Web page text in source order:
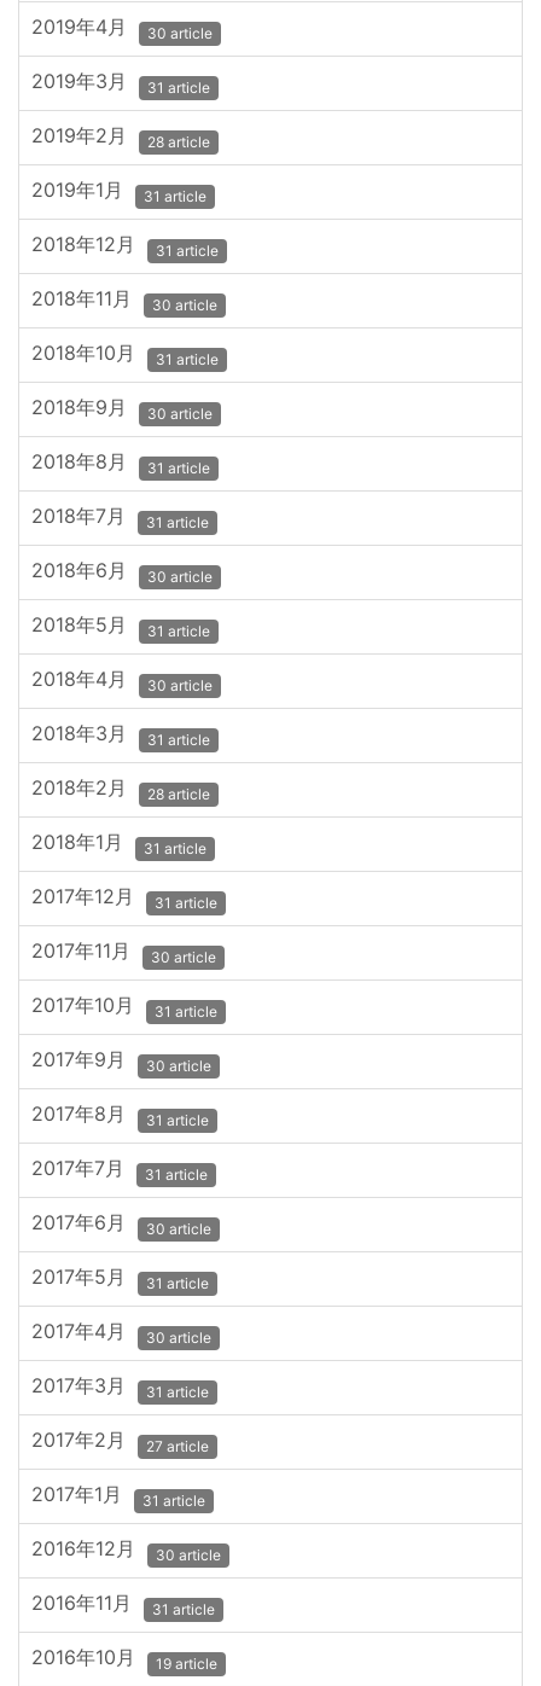
2019年4月 30 article
2019年3月 31 article
2019年2月 28 article
2019年1月 31 article
2018年12月 31 article
2018年11月 30 article
2018年10月 31 article
2018年9月 30 article
2018年8月 31 article
2018年7月 31 article
2018年6月 30 article
2018年5月 31 article
2018年4月 30 article
2018年3月 31 article
2018年2月 28 article
2018年1月 31 article
2017年12月 31 article
2017年11月 30 article
2017年10月 31 article
2017年9月 30 article
2017年8月 31 article
2017年7月 31 article
2017年6月 30 article
2017年5月 31 article
2017年4月 30 article
2017年3月 31 article
2017年2月 27 article
2017年1月 31 article
2016年12月 30 article
2016年11月 31 article
2016年10月 19 article